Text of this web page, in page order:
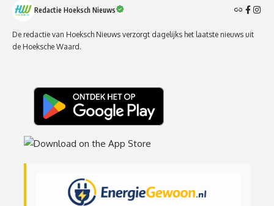
Redactie Hoeksch Nieuws
De redactie van Hoeksch Nieuws verzorgt dagelijks het laatste nieuws uit
de Hoeksche Waard.